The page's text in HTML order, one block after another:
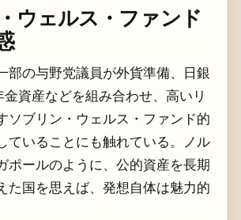
ウェルス・ファンド
部の与野党議員が外貨準備、日銀
金資産などを組み合わせ、高いリ
ソブリン・ウェルス・ファンド的
ていることにも触れている。ノル
ポールのように、公的資産を長期
た国を思えば、発想自体は魅力的